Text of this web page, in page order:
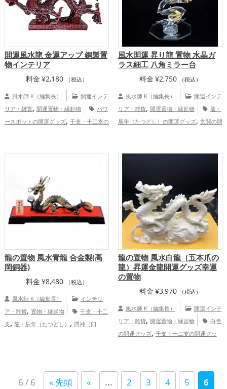
開運風水龍 金運アップ 銅製置
物インテリア
料金 ¥2,180 （税込）
風水師 K（編集長）
開運インテ
リア・雑貨, 開運置物・縁起物
パワ
ースポットの開運グッズ, 干支・十二支の
風水開運 昇り龍 置物 水晶ガ
ラス細工 八角ミラー台
料金 ¥2,750 （税込）
風水師 K（編集長）
開運インテ
リア・雑貨, 開運置物・縁起物
龍・
辰年（たつどし）の開運グッズ, 玄関の開
支・十二支の開運グッズ
龍の置物 風水青龍 合金製(高
岡銅器)
料金 ¥8,480 （税込）
風水師 K（編集長）
インテリ
ア・雑貨, 置物・縁起物
干支・十二
支, 龍・辰年（たつどし） , 四神（四
龍の置物 風水白龍（五本爪の
龍）昇運金龍開運グッズ幸運
の置物
料金 ¥3,970 （税込）
風水師 K（編集長）
開運インテ
リア・雑貨, 開運置物・縁起物
白色
の開運グッズ, 干支・十二支の開運グッ
ズ,トイレの開運グッズ
6 / 6 « 先頭 « ... 2 3 4 5 6